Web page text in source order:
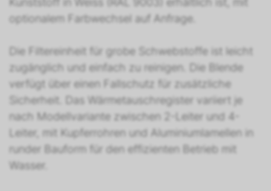
optionalem Farbwechsel auf Anfrage.
Die Filtereinheit für grobe Schwebstoffe ist leicht
zugänglich und einfach zu reinigen. Die Blende
verfügt über einen Fallschutz für zusätzliche
Sicherheit. Das Wärmetauschregister variiert je
nach Modellvariante zwischen 2-Leiter und 4-
Leiter, mit Kupferrohren und Aluminiumlamellen in
runder Bauform für den effizienten Betrieb mit
Wasser.